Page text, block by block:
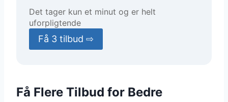
Det tager kun et minut og er helt
uforpligtende
Få 3 tilbud ⇨
Få Flere Tilbud for Bedre